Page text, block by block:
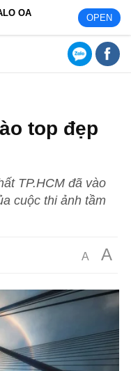
OA OPEN
top đẹp
TP.HCM đã vào
cuộc thi ảnh tầm
A A